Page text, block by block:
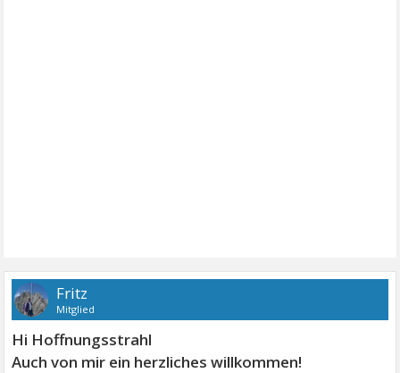
Fritz
Mitglied
Hi Hoffnungsstrahl
Auch von mir ein herzliches willkommen!